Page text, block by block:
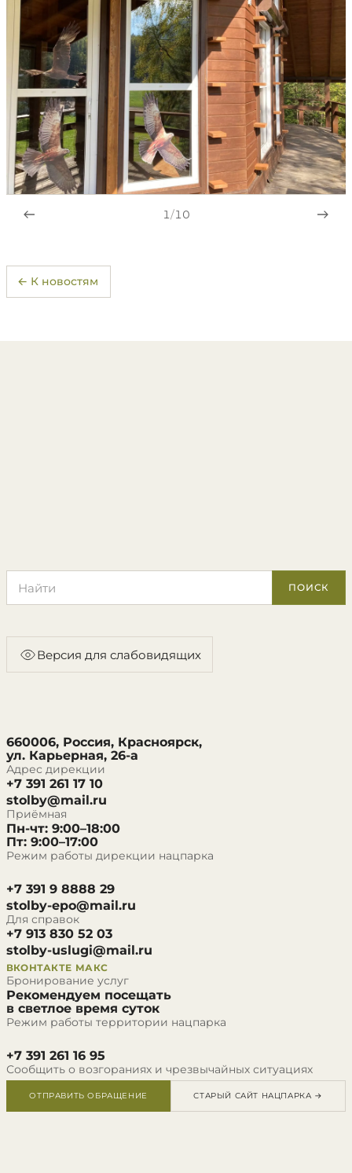
1/10
← К новостям
ПОИСК
Версия для слабовидящих
660006, Россия, Красноярск,
ул. Карьерная, 26-а
Адрес дирекции
+7 391 261 17 10
stolby@mail.ru
Приёмная
Пн-чт: 9:00–18:00
Пт: 9:00–17:00
Режим работы дирекции нацпарка
+7 391 9 8888 29
stolby-epo@mail.ru
Для справок
+7 913 830 52 03
stolby-uslugi@mail.ru
ВКОНТАКТЕ МАКС
Бронирование услуг
Рекомендуем посещать
в светлое время суток
Режим работы территории нацпарка
+7 391 261 16 95
Сообщить о возгораниях и чрезвычайных ситуациях
ОТПРАВИТЬ ОБРАЩЕНИЕ СТАРЫЙ САЙТ НАЦПАРКА →